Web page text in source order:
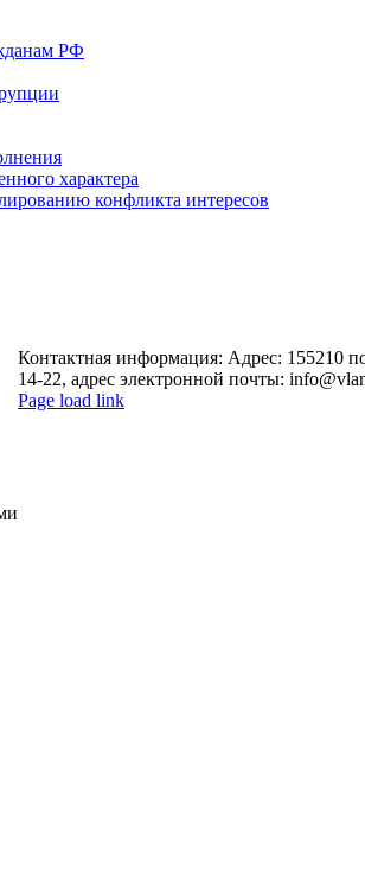
РФ
характера
конфликта интересов
Контактная информация: Адрес: 155210
14-22, адрес электронной почты:
Page load link